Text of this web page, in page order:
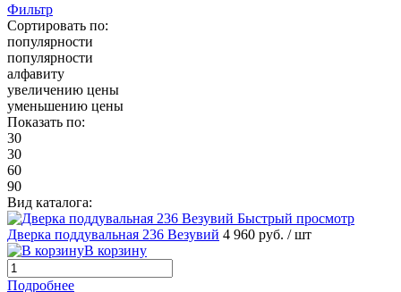
Фильтр
Сортировать по:
популярности
популярности
алфавиту
увеличению цены
уменьшению цены
Показать по:
30
30
60
90
Вид каталога:
Быстрый просмотр
Дверка поддувальная 236 Везувий 4 960 руб. / шт
В корзину
Подробнее